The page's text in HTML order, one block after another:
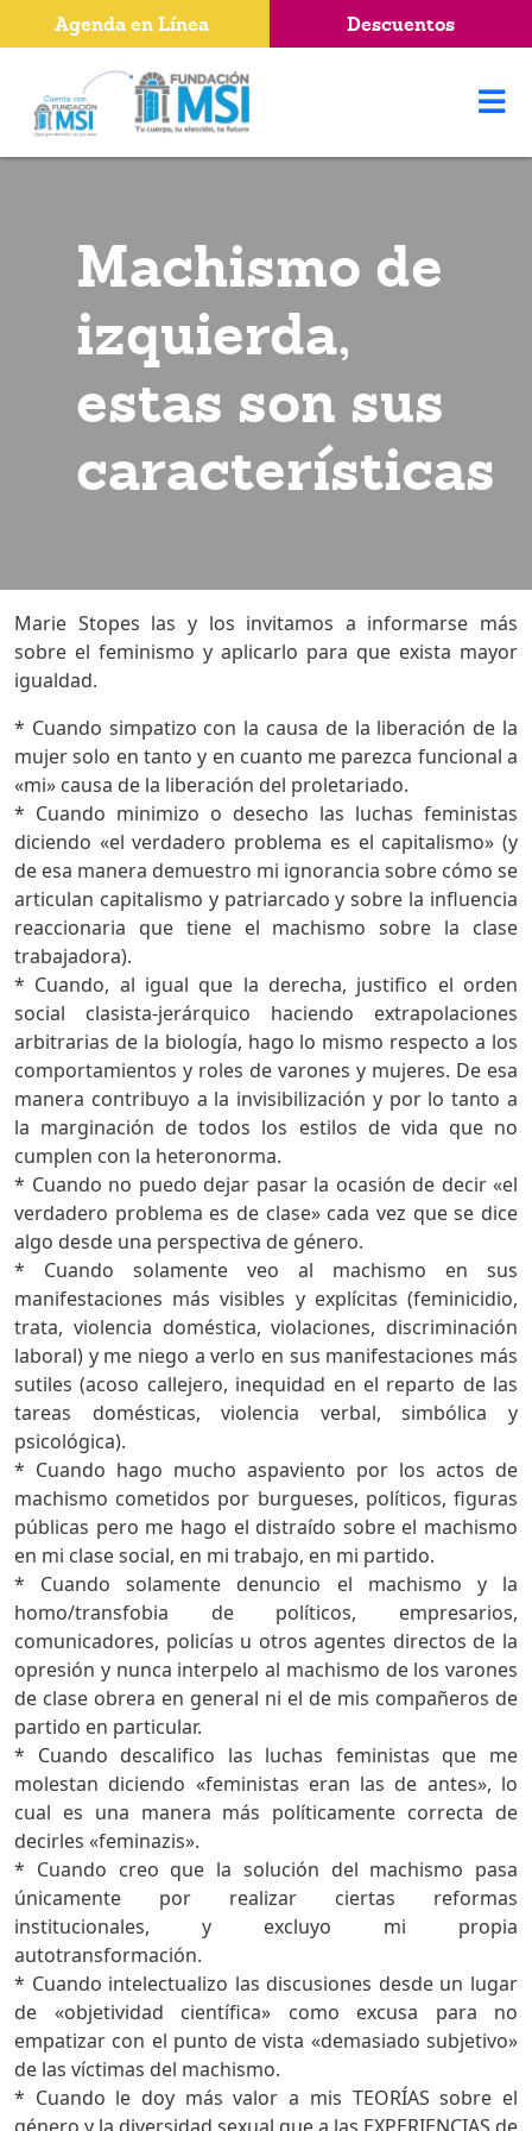
Machismo de
izquierda,
estas son sus
características
Marie Stopes las y los invitamos a informarse más
sobre el feminismo y aplicarlo para que exista mayor
igualdad.
* Cuando simpatizo con la causa de la liberación de la
mujer solo en tanto y en cuanto me parezca funcional a
«mi» causa de la liberación del proletariado.
* Cuando minimizo o desecho las luchas feministas
diciendo «el verdadero problema es el capitalismo» (y
de esa manera demuestro mi ignorancia sobre cómo se
articulan capitalismo y patriarcado y sobre la influencia
reaccionaria que tiene el machismo sobre la clase
trabajadora).
* Cuando, al igual que la derecha, justifico el orden
social clasista-jerárquico haciendo extrapolaciones
arbitrarias de la biología, hago lo mismo respecto a los
comportamientos y roles de varones y mujeres. De esa
manera contribuyo a la invisibilización y por lo tanto a
la marginación de todos los estilos de vida que no
cumplen con la heteronorma.
* Cuando no puedo dejar pasar la ocasión de decir «el
verdadero problema es de clase» cada vez que se dice
algo desde una perspectiva de género.
* Cuando solamente veo al machismo en sus
manifestaciones más visibles y explícitas (feminicidio,
trata, violencia doméstica, violaciones, discriminación
laboral) y me niego a verlo en sus manifestaciones más
sutiles (acoso callejero, inequidad en el reparto de las
tareas domésticas, violencia verbal, simbólica y
psicológica).
* Cuando hago mucho aspaviento por los actos de
machismo cometidos por burgueses, políticos, figuras
públicas pero me hago el distraído sobre el machismo
en mi clase social, en mi trabajo, en mi partido.
* Cuando solamente denuncio el machismo y la
homo/transfobia de políticos, empresarios,
comunicadores, policías u otros agentes directos de la
opresión y nunca interpelo al machismo de los varones
de clase obrera en general ni el de mis compañeros de
partido en particular.
* Cuando descalifico las luchas feministas que me
molestan diciendo «feministas eran las de antes», lo
cual es una manera más políticamente correcta de
decirles «feminazis».
* Cuando creo que la solución del machismo pasa
únicamente por realizar ciertas reformas
institucionales, y excluyo mi propia
autotransformación.
* Cuando intelectualizo las discusiones desde un lugar
de «objetividad científica» como excusa para no
empatizar con el punto de vista «demasiado subjetivo»
de las víctimas del machismo.
* Cuando le doy más valor a mis TEORÍAS sobre el
Agenda en Línea Descuentos